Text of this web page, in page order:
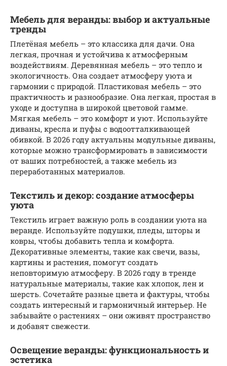
Мебель для веранды: выбор и актуальные
тренды
Плетёная мебель – это классика для дачи. Она
легкая, прочная и устойчива к атмосферным
воздействиям. Деревянная мебель – это тепло и
экологичность. Она создает атмосферу уюта и
гармонии с природой. Пластиковая мебель – это
практичность и разнообразие. Она легкая, простая в
уходе и доступна в широкой цветовой гамме.
Мягкая мебель – это комфорт и уют. Используйте
диваны, кресла и пуфы с водоотталкивающей
обивкой. В 2026 году актуальны модульные диваны,
которые можно трансформировать в зависимости
от ваших потребностей, а также мебель из
переработанных материалов.
Текстиль и декор: создание атмосферы
уюта
Текстиль играет важную роль в создании уюта на
веранде. Используйте подушки, пледы, шторы и
ковры, чтобы добавить тепла и комфорта.
Декоративные элементы, такие как свечи, вазы,
картины и растения, помогут создать
неповторимую атмосферу. В 2026 году в тренде
натуральные материалы, такие как хлопок, лен и
шерсть. Сочетайте разные цвета и фактуры, чтобы
создать интересный и гармоничный интерьер. Не
забывайте о растениях – они оживят пространство
и добавят свежести.
Освещение веранды: функциональность и
эстетика